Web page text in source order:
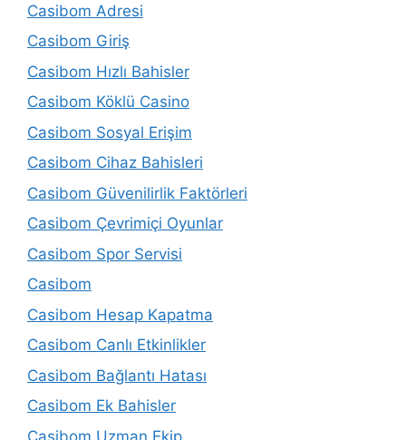
Casibom Adresi
Casibom Giriş
Casibom Hızlı Bahisler
Casibom Köklü Casino
Casibom Sosyal Erişim
Casibom Cihaz Bahisleri
Casibom Güvenilirlik Faktörleri
Casibom Çevrimiçi Oyunlar
Casibom Spor Servisi
Casibom
Casibom Hesap Kapatma
Casibom Canlı Etkinlikler
Casibom Bağlantı Hatası
Casibom Ek Bahisler
Casibom Uzman Ekip